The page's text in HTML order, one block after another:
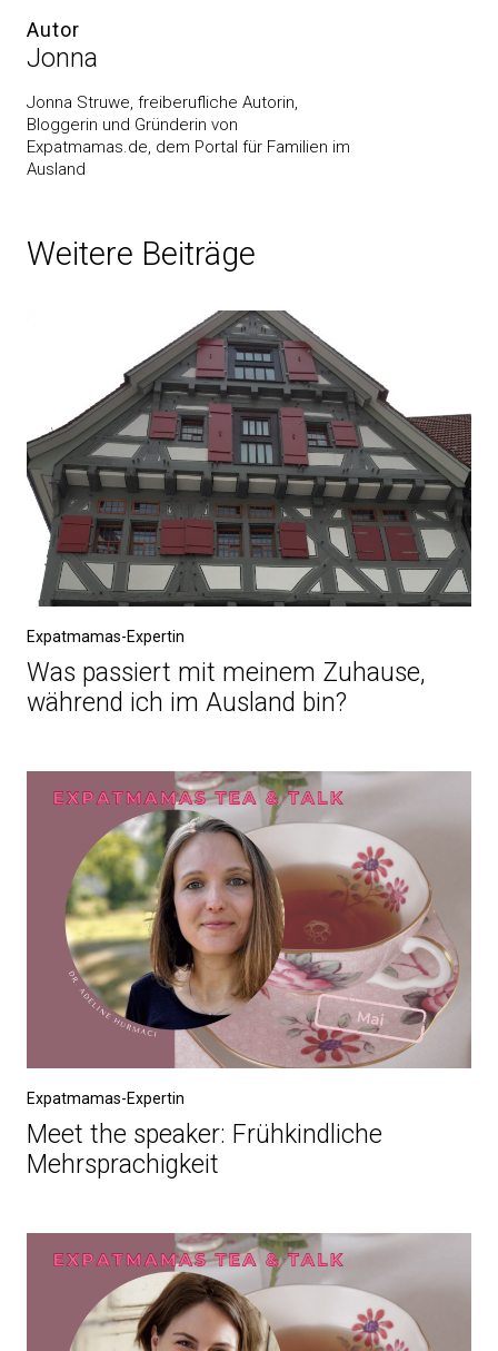
Autor
Jonna
Jonna Struwe, freiberufliche Autorin,
Bloggerin und Gründerin von
Expatmamas.de, dem Portal für Familien im
Ausland
Weitere Beiträge
Expatmamas-Expertin
Was passiert mit meinem Zuhause,
während ich im Ausland bin?
Expatmamas-Expertin
Meet the speaker: Frühkindliche
Mehrsprachigkeit